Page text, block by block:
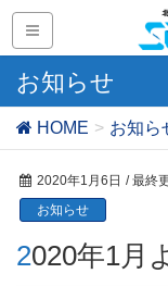
お知らせ
HOME お知ら
2020年1月6日 / 最終
お知らせ
2020年1